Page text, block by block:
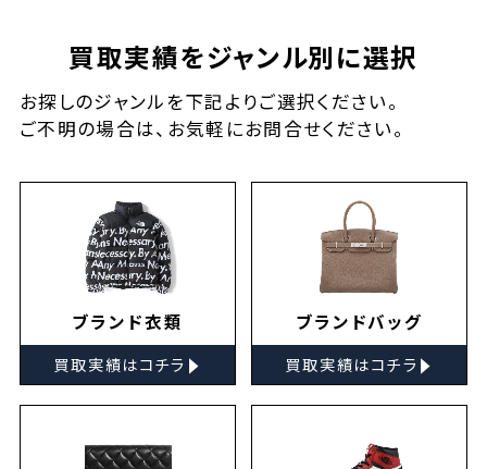
買取実績をジャンル別に選択
お探しのジャンルを下記よりご選択ください。
ご不明の場合は、お気軽にお問合せください。
ブランド衣類
買取実績はコチラ ▸
ブランドバッグ
買取実績はコチラ ▸